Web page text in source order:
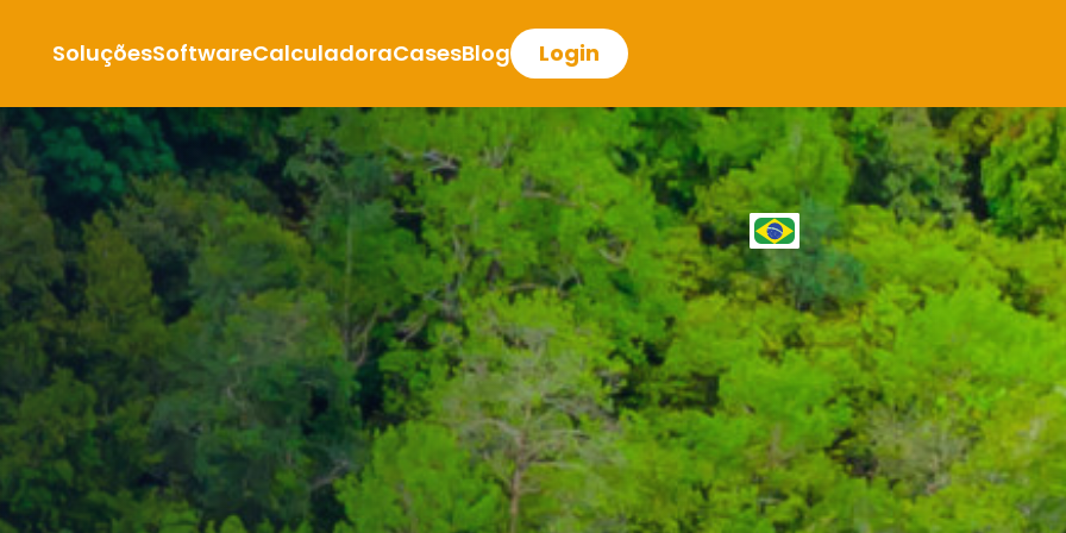
SoluçõesSoftwareCalculadoraCasesBlog Login